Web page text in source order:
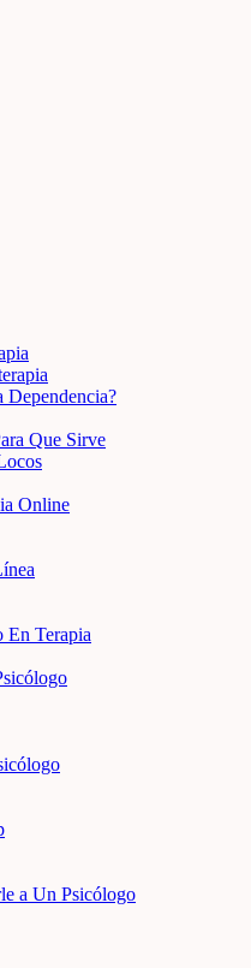
Dependencia?
Que Sirve
Online
En Terapia
a Un Psicólogo